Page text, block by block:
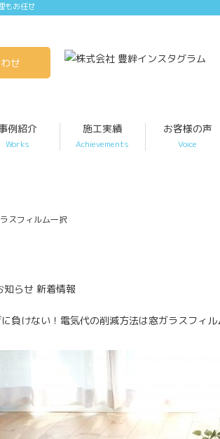
もお任せ
せ
例紹介
Works
施工実績
Achievements
お客様の声
Voice
スフィルム一択
知らせ 新着情報
負けない！電気代の削減方法は窓ガラスフィル